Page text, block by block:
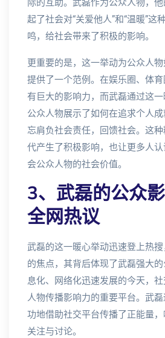
际的互助。武磊作为公众人物，
起了社会对“关爱他人”和“温暖”这
鸣，给社会带来了积极的影响。
更重要的是，这一举动为公众人
提供了一个范例。在娱乐圈、体
有巨大的影响力，而武磊通过这
公众人物展示了如何在追求个人
忘肩负社会责任，回馈社会。这
代产生了积极影响，也让更多人
会公众人物的社会价值。
3、武磊的公众
全网热议
武磊的这一暖心举动迅速登上热
的焦点，其背后体现了武磊强大
息化、网络化迅速发展的今天，
人物传播影响力的重要平台。武
功地借助社交平台传播了正能量
关注与讨论。